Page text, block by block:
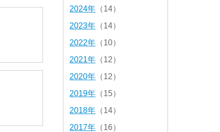
2024年 （14）
2023年 （14）
2022年 （10）
2021年 （12）
2020年 （12）
2019年 （15）
2018年 （14）
2017年 （16）